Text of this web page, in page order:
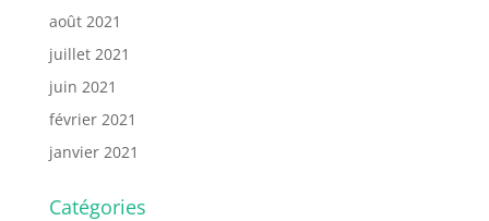
août 2021
juillet 2021
juin 2021
février 2021
janvier 2021
Catégories